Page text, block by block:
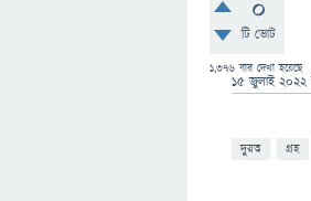
0
টি ভোট
1,376 বার দেখা হয়েছে
15 জুলাই 2022
দুরত্ব গ্রহ